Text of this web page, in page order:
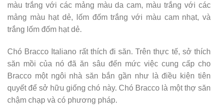
màu trắng với các mảng màu da cam, màu trắng với các
mảng màu hạt dẻ, lốm đốm trắng với màu cam nhạt, và
trắng lốm đốm hạt dẻ.
Chó Bracco Italiano rất thích đi săn. Trên thực tế, sở thích
săn mồi của nó đã ăn sâu đến mức việc cung cấp cho
Bracco một ngôi nhà săn bắn gần như là điều kiện tiên
quyết để sở hữu giống chó này. Chó Bracco là một thợ săn
chậm chạp và có phương pháp.